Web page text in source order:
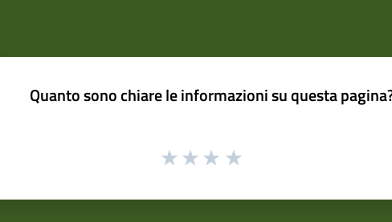
Quanto sono chiare le informazioni su questa